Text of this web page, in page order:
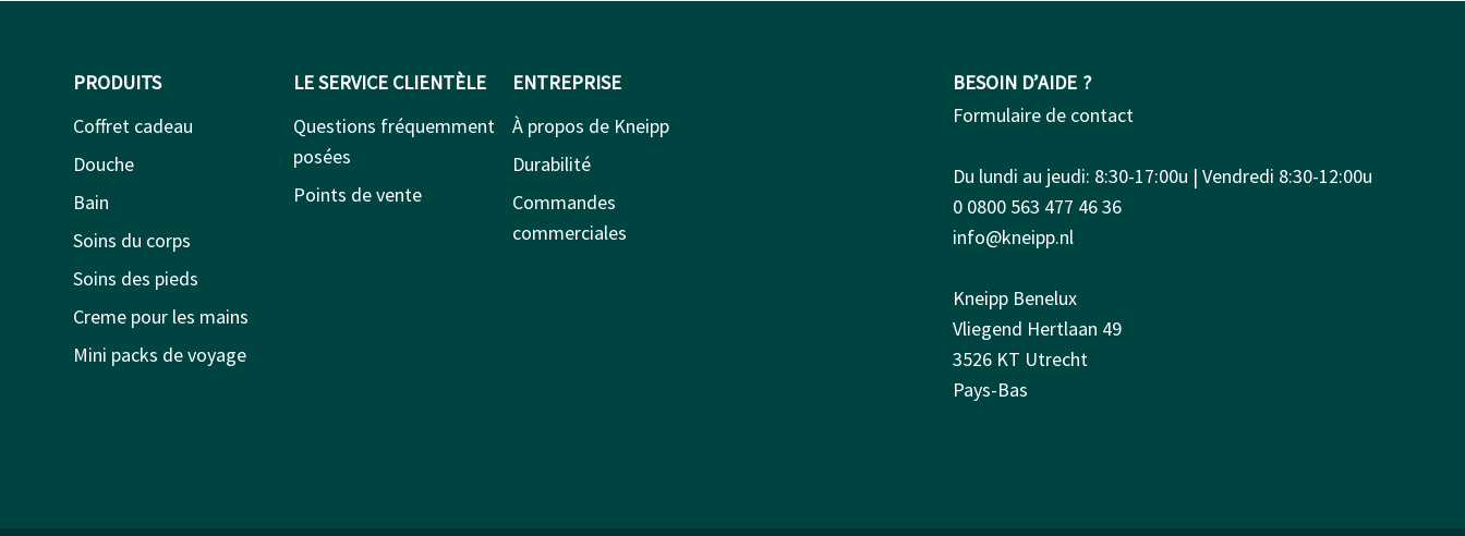
PRODUITS
Coffret cadeau
Douche
Bain
Soins du corps
Soins des pieds
Creme pour les mains
Mini packs de voyage
LE SERVICE CLIENTÈLE
Questions fréquemment
posées
Points de vente
ENTREPRISE
À propos de Kneipp
Durabilité
Commandes
commerciales
BESOIN D’AIDE ?
Formulaire de contact
Du lundi au jeudi: 8:30-17:00u | Vendredi 8:30-12:00u
0 0800 563 477 46 36
info@kneipp.nl
Kneipp Benelux
Vliegend Hertlaan 49
3526 KT Utrecht
Pays-Bas